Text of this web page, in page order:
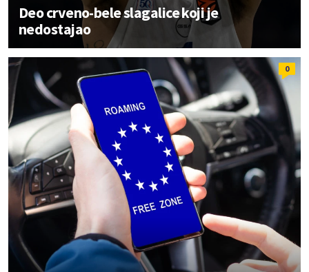
Deo crveno-bele slagalice koji je
nedostajao
0